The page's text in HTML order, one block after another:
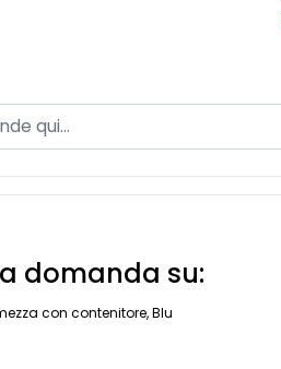
domanda su:
con contenitore, Blu